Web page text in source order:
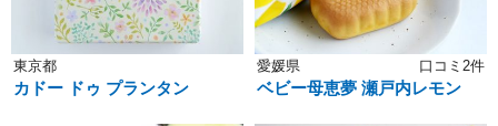
東京都
カドー ドゥ プランタン
愛媛県 口コミ2件
ベビー母恵夢 瀬戸内レモン